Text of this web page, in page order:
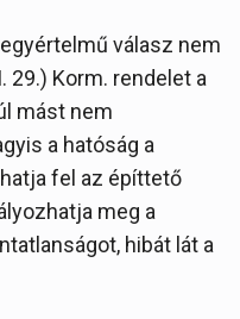
válasz nem
29.) Korm. rendelet a
mást nem
a hatóság a
fel az építtető
meg a
hibát lát a